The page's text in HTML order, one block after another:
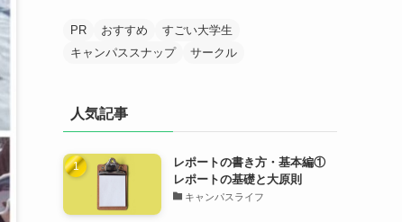
PR おすすめ
すごい大学生
キャンパススナップ
サークル
人気記事
レポートの書き方・基本編①
レポートの基礎と大原則
キャンパスライフ